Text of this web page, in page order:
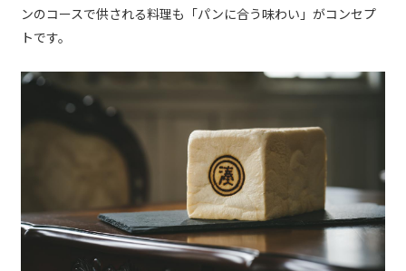
ンのコースで供される料理も「パンに合う味わい」がコンセプ
トです。